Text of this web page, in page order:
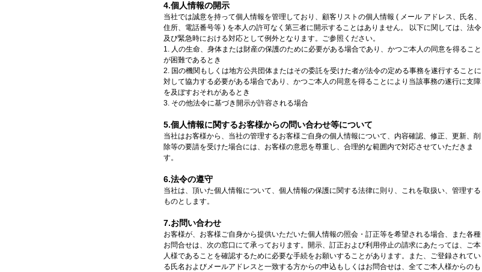
4.個人情報の開示
当社では誠意を持って個人情報を管理しており、顧客リストの個人情報 ( メール アドレス、氏名、
住所、電話番号等 ) を本人の許可なく第三者に開示することはありません。 以下に関しては、法令
及び緊急時における対応として例外となります。ご参照ください。
1. 人の生命、身体または財産の保護のために必要がある場合であり、かつご本人の同意を得ること
が困難であるとき
2. 国の機関もしくは地方公共団体またはその委託を受けた者が法令の定める事務を遂行することに
対して協力する必要がある場合であり、かつご本人の同意を得ることにより当該事務の遂行に支障
を及ぼすおそれがあるとき
3. その他法令に基づき開示が許容される場合
5.個人情報に関するお客様からの問い合わせ等について
当社はお客様から、当社の管理するお客様ご自身の個人情報について、内容確認、修正、更新、削
除等の要請を受けた場合には、お客様の意思を尊重し、合理的な範囲内で対応させていただきま
す。
6.法令の遵守
当社は、頂いた個人情報について、個人情報の保護に関する法律に則り、これを取扱い、管理する
ものとします。
7.お問い合わせ
お客様が、お客様ご自身から提供いただいた個人情報の照会・訂正等を希望される場合、また各種
お問合せは、次の窓口にて承っております。開示、訂正および利用停止の請求にあたっては、ご本
人様であることを確認するために必要な手続をお願いすることがあります。また、ご登録されてい
る氏名およびメールアドレスと一致する方からの申込もしくはお問合せは、全てご本人様からのも